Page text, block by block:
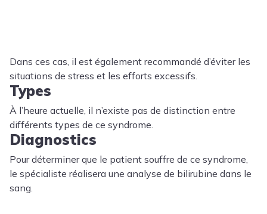
Dans ces cas, il est également recommandé d’éviter les
situations de stress et les efforts excessifs.
Types
À l’heure actuelle, il n’existe pas de distinction entre
différents types de ce syndrome.
Diagnostics
Pour déterminer que le patient souffre de ce syndrome,
le spécialiste réalisera une analyse de bilirubine dans le
sang.